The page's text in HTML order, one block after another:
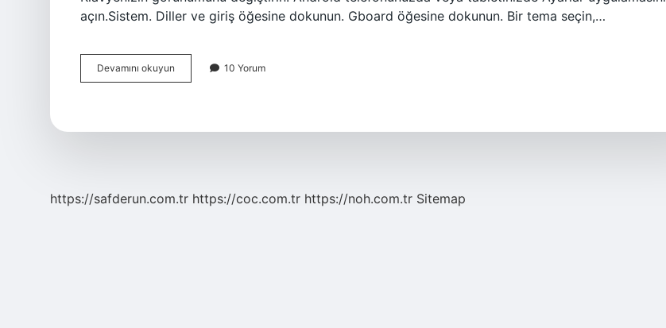
açın.Sistem. Diller ve giriş öğesine dokunun. Gboard öğesine dokunun. Bir tema seçin,…
Devamını okuyun
Klavyemi
10 Yorum
https://safderun.com.tr https://coc.com.tr https://noh.com.tr Sitemap